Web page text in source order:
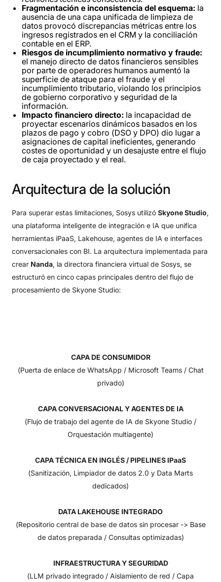
Fragmentación e inconsistencia del esquema: la
ausencia de una capa unificada de limpieza de
datos provocó discrepancias métricas entre los
ingresos registrados en el CRM y la conciliación
contable en el ERP.
Riesgos de incumplimiento normativo y fraude:
el manejo directo de datos financieros sensibles
por parte de operadores humanos aumentó la
superficie de ataque para el fraude y el
incumplimiento tributario, violando los principios
de gobierno corporativo y seguridad de la
información.
Impacto financiero directo: la incapacidad de
proyectar escenarios dinámicos basados ​​en los
plazos de pago y cobro (DSO y DPO) dio lugar a
asignaciones de capital ineficientes, generando
costes de oportunidad y un desajuste entre el flujo
de caja proyectado y el real.
Arquitectura de la solución
Para superar estas limitaciones, Sosys utilizó Skyone Studio,
una plataforma inteligente de integración e IA que unifica
herramientas iPaaS, Lakehouse, agentes de IA e interfaces
conversacionales con BI. La arquitectura implementada para
crear Nanda, la directora financiera virtual de Sosys, se
estructuró en cinco capas principales dentro del flujo de
procesamiento de Skyone Studio:
CAPA DE CONSUMIDOR
(Puerta de enlace de WhatsApp / Microsoft Teams / Chat
privado)
CAPA CONVERSACIONAL Y AGENTES DE IA
(Flujo de trabajo del agente de IA de Skyone Studio /
Orquestación multiagente)
CAPA TÉCNICA EN INGLÉS / PIPELINES IPaaS
(Sanitización, Limpiador de datos 2.0 y Data Marts
dedicados)
DATA LAKEHOUSE INTEGRADO
(Repositorio central de base de datos sin procesar -> Base
de datos preparada / Consultas optimizadas)
INFRAESTRUCTURA Y SEGURIDAD
(LLM privado integrado / Aislamiento de red / Capa